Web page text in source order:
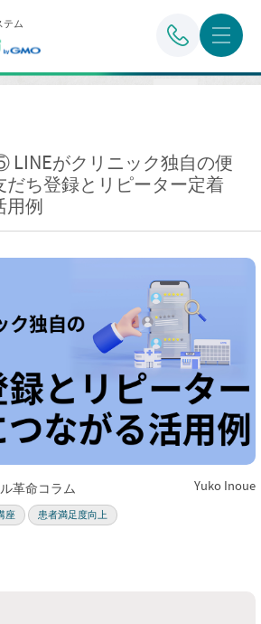
テム
LINEがクリニック独自の便
だち登録とリピーター定着
用例
革命コラム
座
患者満足度向上
Yuko Inoue